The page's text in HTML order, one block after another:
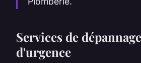
Services de
d'urgence